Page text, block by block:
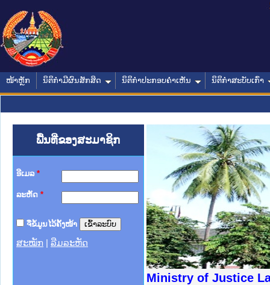
ໜ້າຫຼັກ ນິຕິກໍາມີຜົນສັກສິດ ນິຕິກໍາປະກອບຄໍາເຫັນ ນິຕິກໍາສະບັບເກົ່າ
ພື້ນທີ່ຂອງສະມາຊິກ
ອີເມລ *
ລະຫັດ *
ຈື່ຂໍ້ມູນໄວ້ຄັ້ງໜ້າ
ສະໝັກ ລືມລະຫັດ
Ministry of Justice